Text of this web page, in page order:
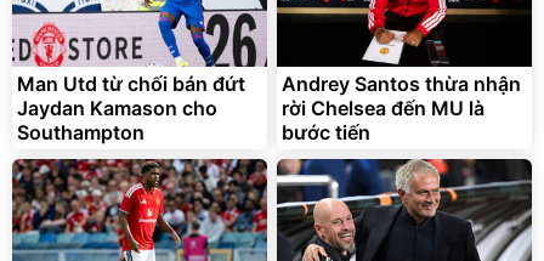
Bạt phủ xe ô tô cao cấp,
tráng nhôm 03 lớp
392.000đ
325.000đ
Đã bán nhiều
Xe đạp điện trợ lực G-
Force C14 gấp gọn bỏ cốp
7.092.000đ
Đang xem nhiều
G-FORCE VIETNA
Man Utd từ chối bán đứt
Jaydan Kamason cho
Southampton
Andrey Santos thừa nhận
rời Chelsea đến MU là
bước tiến